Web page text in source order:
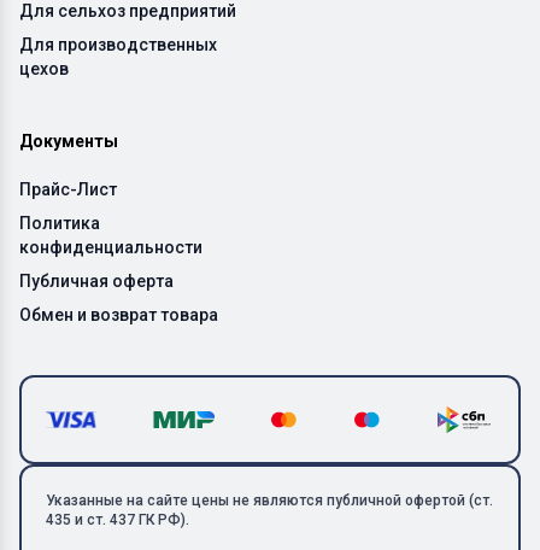
Для сельхоз предприятий
Для производственных
цехов
Документы
Прайс-Лист
Политика
конфиденциальности
Публичная оферта
Обмен и возврат товара
Указанные на сайте цены не являются публичной офертой (ст.
435 и ст. 437 ГК РФ).